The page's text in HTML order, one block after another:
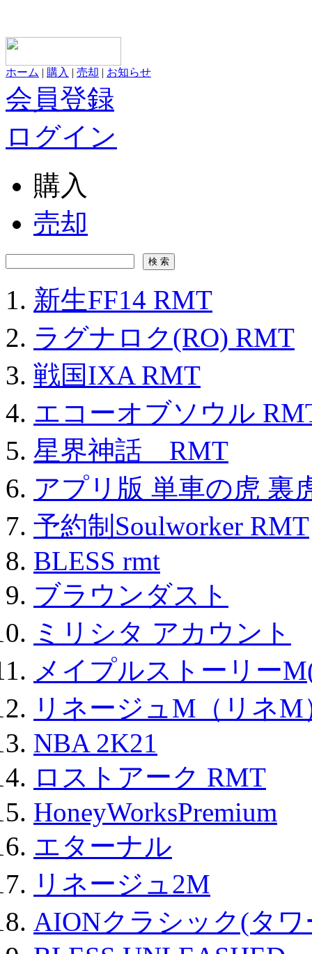
ホーム | 購入 | 売却 | お知らせ
会員登録
ログイン
購入
売却
新生FF14 RMT
ラグナロク(RO) RMT
戦国IXA RMT
エコーオブソウル
星界神話 RMT
アプリ版 単車の虎 裏
予約制Soulworker RMT
BLESS rmt
ブラウンダスト
ミリシタ アカウント
メイプルストーリー
リネージュM（リネM
NBA 2K21
ロストアーク RMT
HoneyWorksPremium
エターナル
リネージュ2M
AIONクラシック(タ